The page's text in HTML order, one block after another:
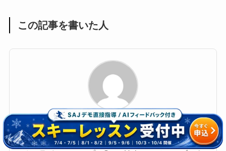
この記事を書いた人
スキーヤーワタル
CEO